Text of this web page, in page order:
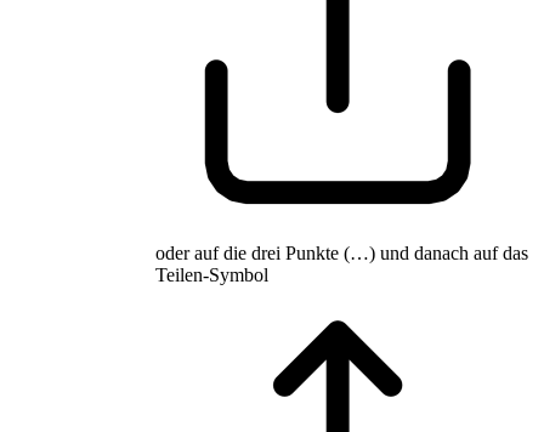
oder auf die drei Punkte (…) und danach auf das
Teilen-Symbol